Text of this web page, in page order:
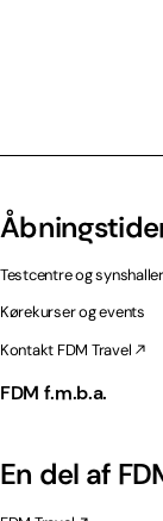
Testcentre og synshaller
Kørekurser og events
Kontakt FDM Travel
FDM f.m.b.a.
En del af